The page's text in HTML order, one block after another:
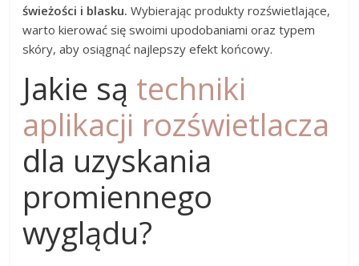
świeżości i blasku. Wybierając produkty rozświetlające,
warto kierować się swoimi upodobaniami oraz typem
skóry, aby osiągnąć najlepszy efekt końcowy.
Jakie są techniki
aplikacji rozświetlacza
dla uzyskania
promiennego
wyglądu?